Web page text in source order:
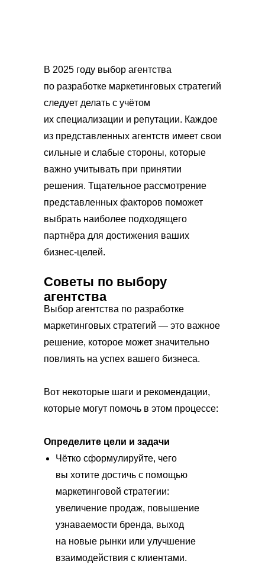
В 2025 году выбор агентства
по разработке маркетинговых стратегий
следует делать с учётом
их специализации и репутации. Каждое
из представленных агентств имеет свои
сильные и слабые стороны, которые
важно учитывать при принятии
решения. Тщательное рассмотрение
представленных факторов поможет
выбрать наиболее подходящего
партнёра для достижения ваших
бизнес-целей.
Советы по выбору
агентства
Выбор агентства по разработке
маркетинговых стратегий — это важное
решение, которое может значительно
повлиять на успех вашего бизнеса.
Вот некоторые шаги и рекомендации,
которые могут помочь в этом процессе:
Определите цели и задачи
Чётко сформулируйте, чего
вы хотите достичь с помощью
маркетинговой стратегии:
увеличение продаж, повышение
узнаваемости бренда, выход
на новые рынки или улучшение
взаимодействия с клиентами.